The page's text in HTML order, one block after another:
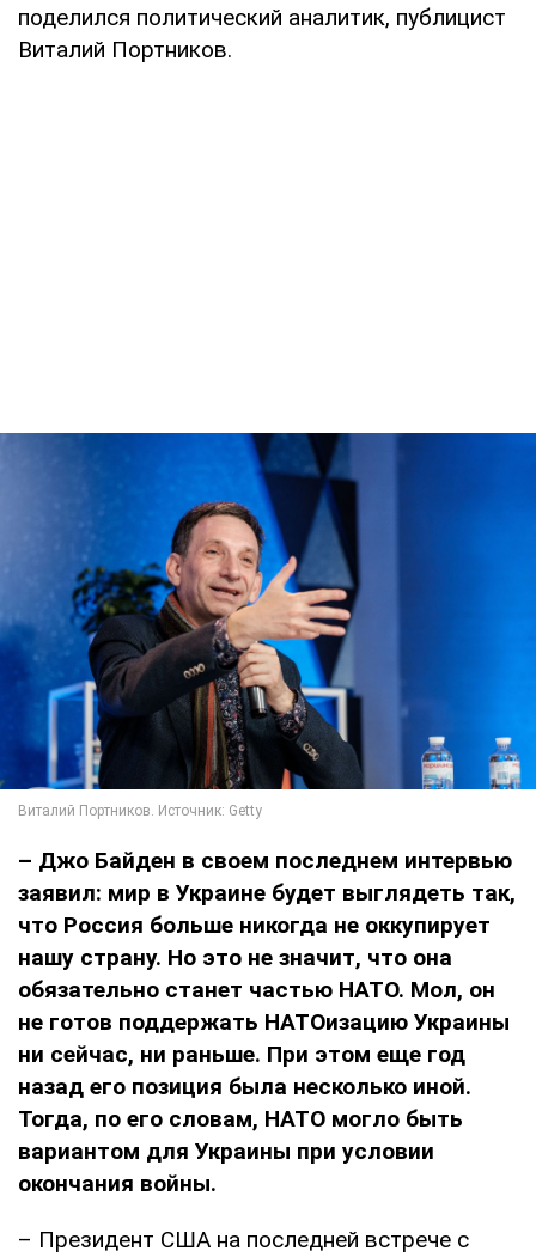
поделился политический аналитик, публицист
Виталий Портников.
– Джо Байден в своем последнем интервью
заявил: мир в Украине будет выглядеть так,
что Россия больше никогда не оккупирует
нашу страну. Но это не значит, что она
обязательно станет частью НАТО. Мол, он
не готов поддержать НАТОизацию Украины
ни сейчас, ни раньше. При этом еще год
назад его позиция была несколько иной.
Тогда, по его словам, НАТО могло быть
вариантом для Украины при условии
окончания войны.
– Президент США на последней встрече с